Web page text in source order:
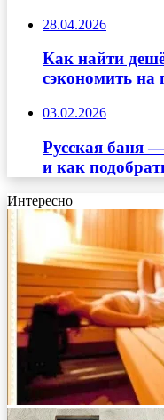
28.04.2026
Как найти
сэкономить на
03.02.2026
Русская баня
и как
Интересно